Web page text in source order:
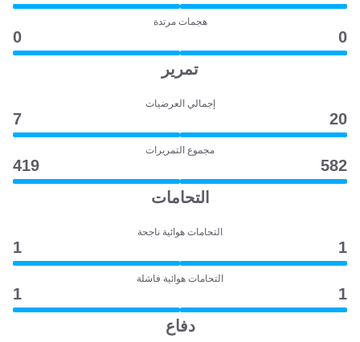
هجمات مرتدة
0
0
تمرير
إجمالي العرضيات
20
7
مجموع التمريرات
582
419
التحامات
التحامات هوائية ناجحة
1
1
التحامات هوائية فاشلة
1
1
دفاع